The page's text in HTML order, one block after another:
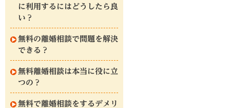
に利用するにはどうしたら良
い？
無料の離婚相談で問題を解決
できる？
無料離婚相談は本当に役に立
つの？
無料で離婚相談をするデメリ